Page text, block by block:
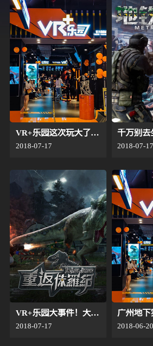
VR+乐园这次玩大了！生日竟然还能这样过..
2018-07-17 2018-07-17
VR+乐园大事件！大量恐龙爱好者即将穿越时空，来不及解释了！快上车！
2018-07-17 2018-06-20